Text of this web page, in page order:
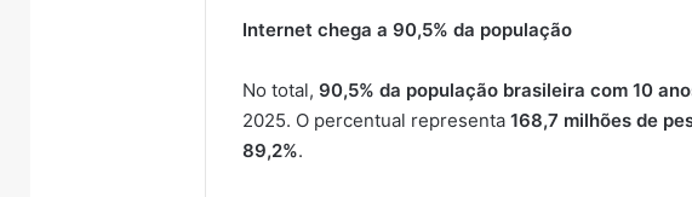
Internet chega a 90,5% da população
No total,90,5% da população brasileira com 10
2025. O percentual representa168,7 milhões de
89,2%.